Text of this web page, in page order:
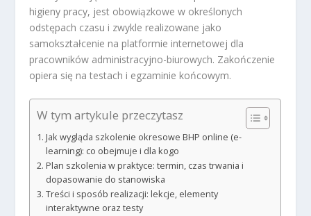
higieny pracy, jest obowiązkowe w określonych
odstępach czasu i zwykle realizowane jako
samokształcenie na platformie internetowej dla
pracowników administracyjno-biurowych. Zakończenie
opiera się na testach i egzaminie końcowym.
W tym artykule przeczytasz
Jak wygląda szkolenie okresowe BHP online (e-
learning): co obejmuje i dla kogo
Plan szkolenia w praktyce: termin, czas trwania i
dopasowanie do stanowiska
Treści i sposób realizacji: lekcje, elementy
interaktywne oraz testy